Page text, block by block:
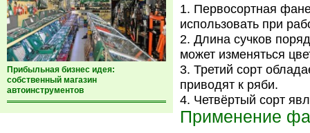
Прибыльная бизнес идея:
собственный магазин
автоинструментов
Первосортная
использовать при
Длина сучков
может изменяться
Третий сорт
приводят к ряби.
Четвёртый сорт
Применение